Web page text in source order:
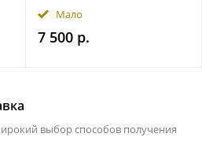
Мало
7 500 р.
выбор способов получения